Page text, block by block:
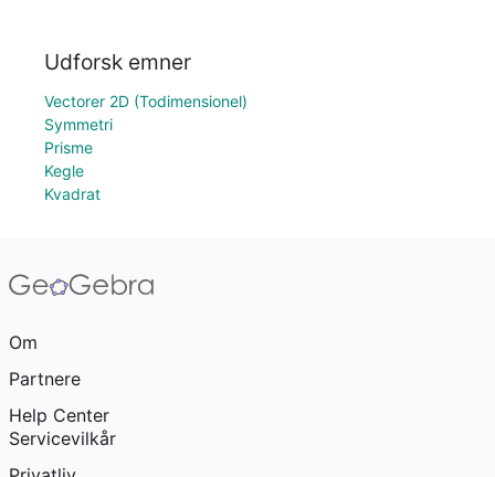
Udforsk emner
Vectorer 2D (Todimensionel)
Symmetri
Prisme
Kegle
Kvadrat
Om
Partnere
Help Center
Servicevilkår